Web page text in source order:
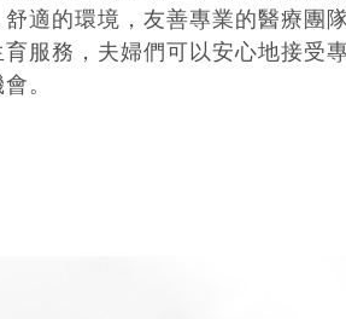
適的環境，友善專業的醫療團
服務，夫婦們可以安心地接受
。